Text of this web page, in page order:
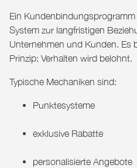
Ein
System zur langfristigen
Unternehmen und Kunden. Es
Prinzip: Verhalten wird belohnt.
Typische Mechaniken sind:
Punktesysteme
exklusive Rabatte
personalisierte Angebote